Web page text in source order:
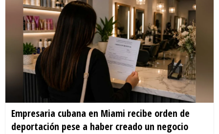
Empresaria cubana en Miami recibe orden de
deportación pese a haber creado un negocio